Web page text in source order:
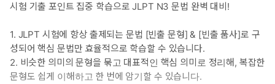
시험 기출 포인트 집중 학습으로 JLPT N3 문법 완벽 대비!
1. JLPT 시험에 항상 출제되는 문법 [빈출 문형] & [빈출 품사]로 구
성되어 핵심 문법만 효율적으로 학습할 수 있습니다.
2. 비슷한 의미의 문형을 묶고 대표적인 핵심 의미로 정리해, 복잡한
문형도 쉽게 이해하고 한 번에 암기할 수 있습니다.